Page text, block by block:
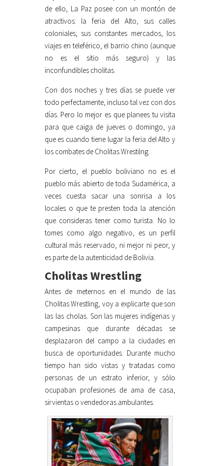
de ello, La Paz posee con un montón de
atractivos: la feria del Alto, sus calles
coloniales, sus constantes mercados, los
viajes en teleférico, el barrio chino (aunque
no es el sitio más seguro) y las
inconfundibles cholitas.
Con dos noches y tres días se puede ver
todo perfectamente, incluso tal vez con dos
días. Pero lo mejor es que planees tu visita
para que caiga de jueves o domingo, ya
que es cuando tiene lugar la feria del Alto y
los combates de Cholitas Wrestilng.
Por cierto, el pueblo boliviano no es el
pueblo más abierto de toda Sudamérica, a
veces cuesta sacar una sonrisa a los
locales o que te presten toda la atención
que consideras tener como turista. No lo
tomes como algo negativo, es un perfil
cultural más reservado, ni mejor ni peor, y
es parte de la autenticidad de Bolivia.
Cholitas Wrestling
Antes de meternos en el mundo de las
Cholitas Wrestling, voy a explicarte que son
las las cholas. Son las mujeres indígenas y
campesinas que durante décadas se
desplazaron del campo a la ciudades en
busca de oportunidades. Durante mucho
tiempo han sido vistas y tratadas como
personas de un estrato inferior, y sólo
ocupaban profesiones de ama de casa,
sirvientas o vendedoras ambulantes.